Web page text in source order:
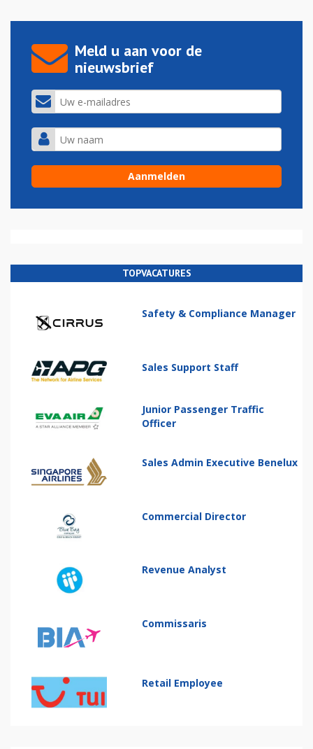
Meld u aan voor de
nieuwsbrief
TOPVACATURES
Safety & Compliance Manager
Sales Support Staff
Junior Passenger Traffic
Officer
Sales Admin Executive Benelux
Commercial Director
Revenue Analyst
Commissaris
Retail Employee